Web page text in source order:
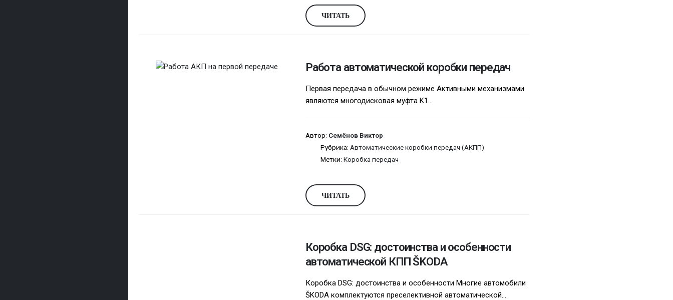
ЧИТАТЬ
Работа автоматической коробки передач
Первая передача в обычном режиме Активными механизмами
являются многодисковая муфта K1...
Автор: Семёнов Виктор
Рубрика: Автоматические коробки передач (АКПП)
Метки: Коробка передач
ЧИТАТЬ
Коробка DSG: достоинства и особенности
автоматической КПП ŠKODA
Коробка DSG: достоинства и особенности Многие автомобили
ŠKODA комплектуются преселективной автоматической...